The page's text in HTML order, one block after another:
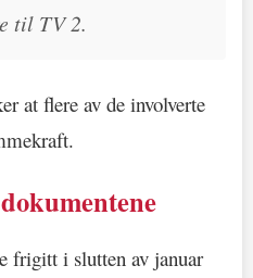
til TV 2.
at flere av de involverte
frigitt i slutten av januar